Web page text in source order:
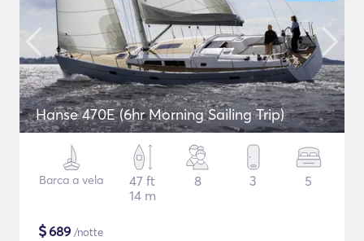
Hanse 470E (6hr Morning Sailing Trip)
Barca a vela
47 ft
14 m
8 3 5
$689 /notte